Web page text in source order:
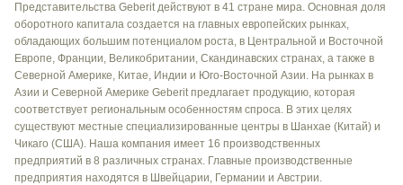
Представительства Geberit действуют в 41 стране мира. Основная доля
оборотного капитала создается на главных европейских рынках,
обладающих большим потенциалом роста, в Центральной и Восточной
Европе, Франции, Великобритании, Скандинавских странах, а также в
Северной Америке, Китае, Индии и Юго-Восточной Азии. На рынках в
Азии и Северной Америке Geberit предлагает продукцию, которая
соответствует региональным особенностям спроса. В этих целях
существуют местные специализированные центры в Шанхае (Китай) и
Чикаго (США). Наша компания имеет 16 производственных
предприятий в 8 различных странах. Главные производственные
предприятия находятся в Швейцарии, Германии и Австрии.